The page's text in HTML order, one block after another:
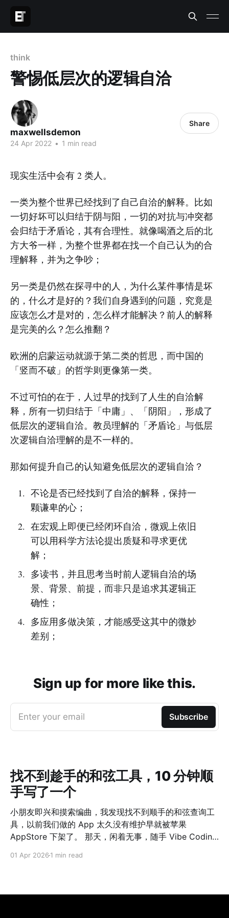
think
警惕低层次的逻辑自洽
maxwellsdemon
24 Apr 2022 • 1 min read
Share
现实生活中会有 2 类人。
一类为整个世界已经找到了自己自洽的解释。比如
一切好坏可以归结于阴与阳，一切的对抗与冲突都
会归结于矛盾论，其有合理性。就像喝酒之后的北
方大爷一样，为整个世界都在找一个自己认为的合
理解释，并为之争吵；
另一类是仍然在探寻中的人，为什么某件事情是坏
的，什么才是好的？我们自身遇到的问题，究竟是
应该怎么才是对的，怎么样才能解决？前人的解释
是完美的么？怎么推翻？
欧洲的启蒙运动就源于第二类的哲思，而中国的
「竖而不破」的哲学则更像第一类。
不过可怕的在于，人过早的找到了人生的自洽解
释，所有一切归结于「中庸」、「阴阳」，形成了
低层次的逻辑自洽。教员理解的「矛盾论」与低层
次逻辑自洽理解的是不一样的。
那如何提升自己的认知避免低层次的逻辑自洽？
不论是否已经找到了自洽的解释，保持一
颗谦卑的心；
在宏观上即便已经闭环自洽，微观上依旧
可以用科学方法论提出质疑和寻求更优
解；
多读书，并且思考当时前人逻辑自洽的场
景、背景、前提，而非只是追求其逻辑正
确性；
多应用多做决策，才能感受这其中的微妙
差别；
Sign up for more like this.
Enter your email Subscribe
找不到趁手的和弦工具，10 分钟顺
手写了一个
小朋友即兴和摸索编曲，我发现找不到顺手的和弦查询工
具，以前我们做的 App 太久没有维护早就被苹果
AppStore 下架了。 那天，闲着无事，随手 Vibe Coding
情况都非常赞。 如果 10 年前我们做这么一个工具，估计
01 Apr 2026 1 min read